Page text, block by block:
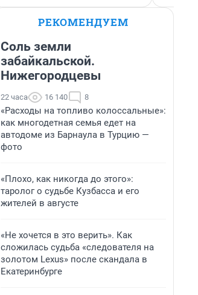
РЕКОМЕНДУЕМ
Соль земли
забайкальской.
Нижегородцевы
22 часа 16 140 8
«Расходы на топливо колоссальные»:
как многодетная семья едет на
автодоме из Барнаула в Турцию —
фото
«Плохо, как никогда до этого»:
таролог о судьбе Кузбасса и его
жителей в августе
«Не хочется в это верить». Как
сложилась судьба «следователя на
золотом Lexus» после скандала в
Екатеринбурге